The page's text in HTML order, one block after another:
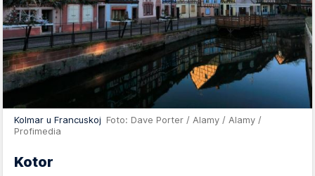
Kolmar u Francuskoj Foto: Dave Porter / Alamy / Alamy /
Profimedia
Kotor